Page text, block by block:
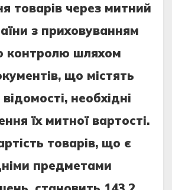
товарів через митний
з приховуванням
контролю шляхом
що містять
необхідні
їх митної вартості.
товарів, що є
предметами